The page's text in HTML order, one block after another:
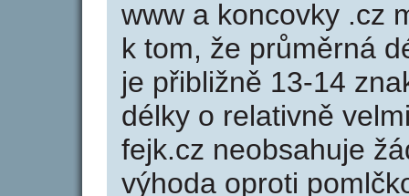
www a koncovky .cz
k tom, že průměrná
je přibližně 13-14
délky o relativně
fejk.cz neobsahuje
výhoda oproti